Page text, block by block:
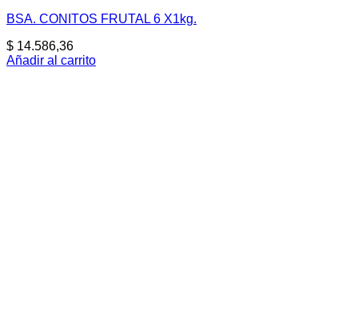
BSA. CONITOS FRUTAL 6 X1kg.
$ 14.586,36
Añadir al carrito